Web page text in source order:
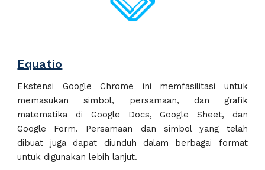
Equatio
Ekstensi GoogleChrome ini
memfasilitasi untuk
memasukan simbol, persamaan, dan grafik
matematika di Google Docs, Google Sheet, dan
Google Form. Persamaan dan simbol yang telah
dibuat juga dapat diunduh dalam berbagai format
untuk digunakan lebih lanjut.